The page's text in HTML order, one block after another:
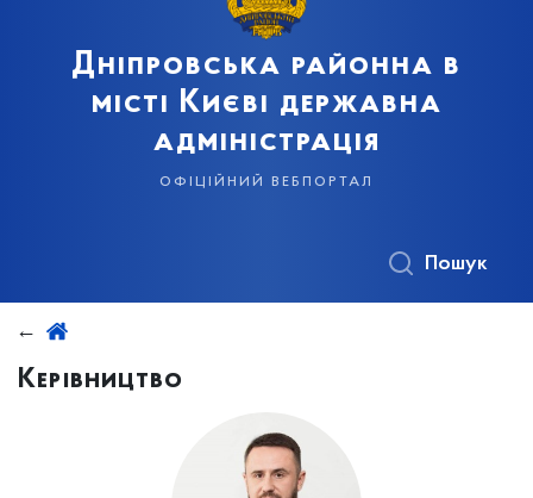
Дніпровська районна в
місті Києві державна
адміністрація
офіційний вебпортал
Пошук
Керівництво